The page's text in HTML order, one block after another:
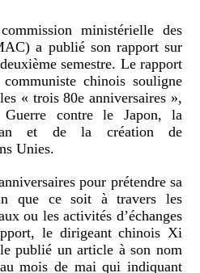
ministérielle des
a publié son rapport sur
semestre. Le rapport
chinois souligne
« trois 80e anniversaires »,
contre le Japon, la
et de la création de
Unies.
pour prétendre sa
que ce soit à travers les
ou les activités d’échanges
le dirigeant chinois Xi
publié un article à son nom
mois de mai qui indiquant